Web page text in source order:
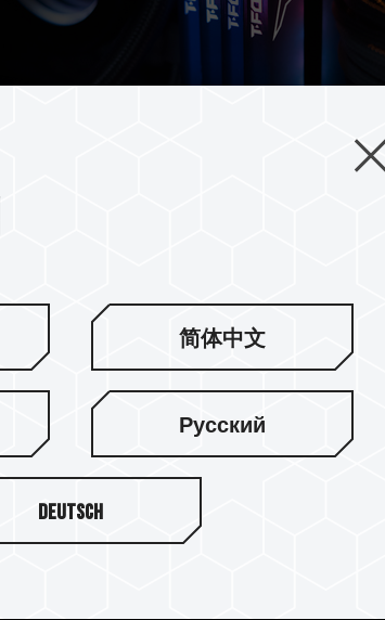
IC 칩, 안정적인 내구
T-FORCE XTREEM ARGB DDR4 게이밍
을 준수하고 완전한 호환성 및 신뢰성 테스
, 최적의 성능, 안정성 및 호환성을 모두 겸비
니다.
简体中文
Русский
Deutsch